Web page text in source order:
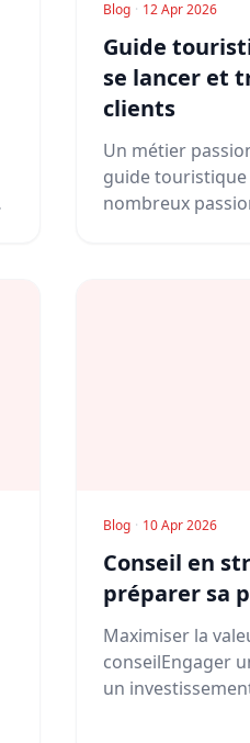
Blog · 12 Apr 2026
Guide
se lancer et
clients
Un métier
guide
nombreux
Blog · 10 Apr 2026
Conseil en
préparer sa
Maximiser la
conseilEngager
un